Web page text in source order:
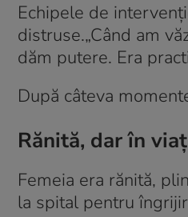
Echipele de
distruse.„Când am
dăm putere. Era
După câteva
Rănită, dar în
Femeia era rănită,
la spital pentru